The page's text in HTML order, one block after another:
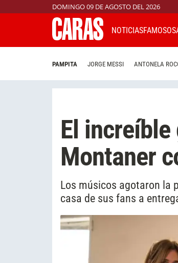
DOMINGO 09 DE AGOSTO DEL 2026
NOTICIASFAMOSOS
PAMPITA JORGE MESSI ANTONELA
El
Montaner
Los músicos agotaron la
casa de sus fans a